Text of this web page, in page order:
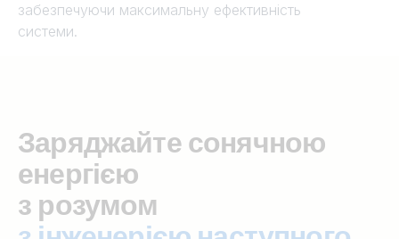
забезпечуючи максимальну ефективність
системи.
Заряджайте сонячною
енергією
з розумом